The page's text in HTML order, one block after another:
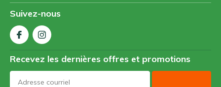
Suivez-nous
Recevez les dernières offres et promotions